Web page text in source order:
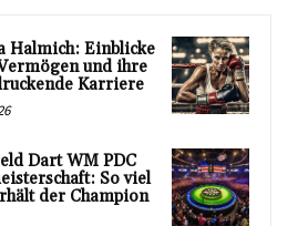
Halmich: Einblicke
und ihre
Karriere
Dart WM PDC
So viel
der Champion